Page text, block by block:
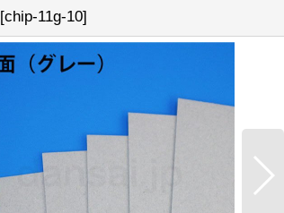
[chip-11g-10]